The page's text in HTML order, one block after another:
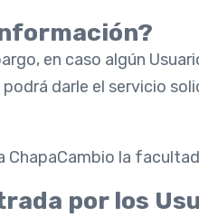
en caso algún
darle el servicio
la
por los